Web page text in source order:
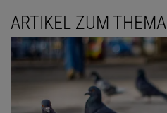
ARTIKEL ZUM THEMA